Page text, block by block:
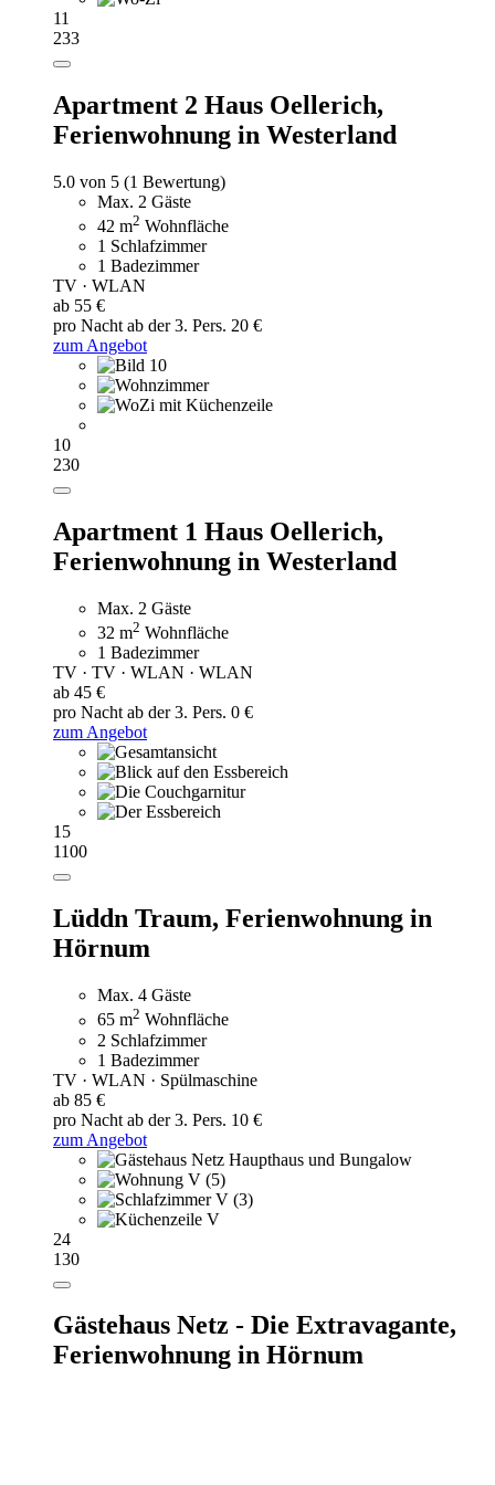
11
233
Apartment 2 Haus Oellerich,
Ferienwohnung in Westerland
5.0 von 5 (1 Bewertung)
Max. 2 Gäste
42 m2 Wohnfläche
1 Schlafzimmer
1 Badezimmer
TV · WLAN
ab 55 €
pro Nacht ab der 3. Pers. 20 €
zum Angebot
10
230
Apartment 1 Haus Oellerich,
Ferienwohnung in Westerland
Max. 2 Gäste
32 m2 Wohnfläche
1 Badezimmer
TV · TV · WLAN · WLAN
ab 45 €
pro Nachtab der 3. Pers. 0 €
zum Angebot
15
1100
Lüddn Traum, Ferienwohnung in
Hörnum
Max. 4 Gäste
65 m2 Wohnfläche
2 Schlafzimmer
1 Badezimmer
TV · WLAN · Spülmaschine
ab 85 €
pro Nacht ab der 3. Pers. 10 €
zum Angebot
24
130
Gästehaus Netz - Die Extravagante,
Ferienwohnung in Hörnum